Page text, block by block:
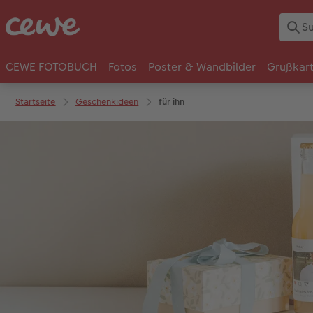
CEWE FOTOBUCH Fotos Poster & Wandbilder
Startseite Geschenkideen für ihn